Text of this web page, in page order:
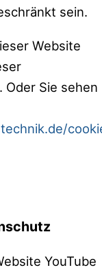
sein.
Website
Sie sehen
YouTube